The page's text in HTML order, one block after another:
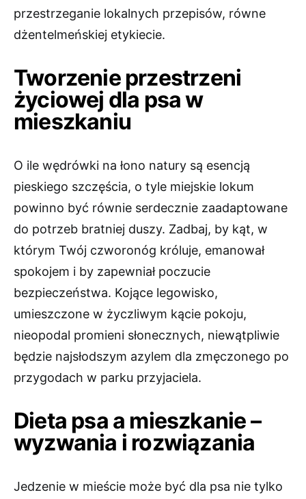
przestrzeganie lokalnych przepisów, równe
dżentelmeńskiej etykiecie.
Tworzenie przestrzeni
życiowej dla psa w
mieszkaniu
O ile wędrówki na łono natury są esencją
pieskiego szczęścia, o tyle miejskie lokum
powinno być równie serdecznie zaadaptowane
do potrzeb bratniej duszy. Zadbaj, by kąt, w
którym Twój czworonóg króluje, emanował
spokojem i by zapewniał poczucie
bezpieczeństwa. Kojące legowisko,
umieszczone w życzliwym kącie pokoju,
nieopodal promieni słonecznych, niewątpliwie
będzie najsłodszym azylem dla zmęczonego po
przygodach w parku przyjaciela.
Dieta psa a mieszkanie –
wyzwania i rozwiązania
Jedzenie w mieście może być dla psa nie tylko